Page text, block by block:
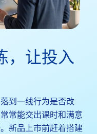
，让投入
到一线行为是否改
常能交出课时和满意
新品上市前赶着搭建